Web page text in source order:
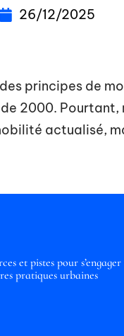
26/12/2025
principes de
2000. Pourtant,
actualisé,
et pistes pour
pratiques urbaines